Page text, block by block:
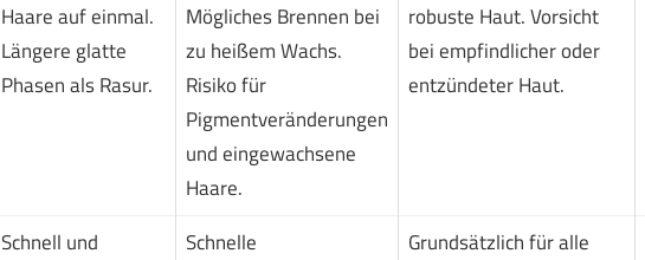
Haare auf einmal.
Längere glatte
Phasen als Rasur.
Mögliches Brennen bei
zu heißem Wachs.
Risiko für
Pigmentveränderungen
und eingewachsene
Haare.
robuste Haut. Vorsicht
bei empfindlicher oder
entzündeter Haut.
Schnell und
Schnelle
Grundsätzlich für alle